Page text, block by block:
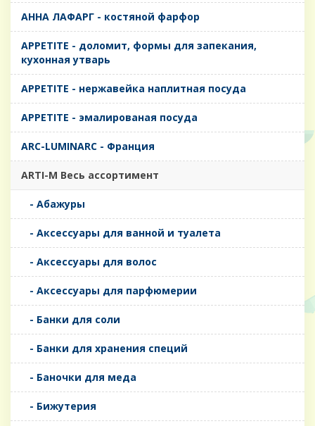
AHHA ЛАФАРГ - костяной фарфор
APPETITE - доломит, формы для запекания,
кухонная утварь
APPETITE - нержавейка наплитная посуда
APPETITE - эмалированая посуда
ARC-LUMINARC - Франция
ARTI-M Весь ассортимент
- Абажуры
- Аксессуары для ванной и туалета
- Аксессуары для волос
- Аксессуары для парфюмерии
- Банки для соли
- Банки для хранения специй
- Баночки для меда
- Бижутерия